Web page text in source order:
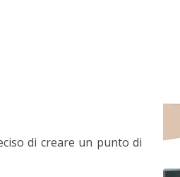
di creare un punto di